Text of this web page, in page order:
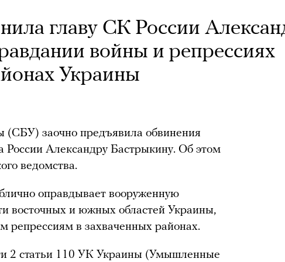
главу СК России
войны и репрессиях
Украины
(СБУ) заочно предъявила обвинения
России Александру Бастрыкину. Об этом
ведомства.
оправдывает вооруженную
восточных и южных областей Украины,
репрессиям в захваченных районах.
2 статьи 110 УК Украины (Умышленные